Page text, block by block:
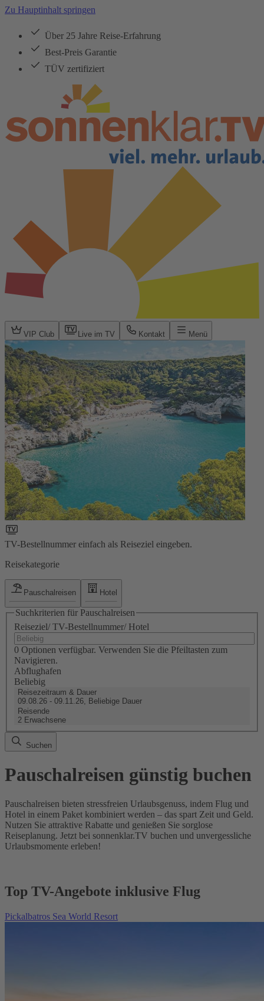
Zu Hauptinhalt springen
Über 25 Jahre Reise-Erfahrung
Best-Preis Garantie
TÜV zertifiziert
VIP Club Live im TV Kontakt Menü
TV-Bestellnummer einfach als Reiseziel eingeben.
Reisekategorie
Pauschalreisen Hotel
Suchkriterien für Pauschalreisen
Reiseziel/ TV-Bestellnummer/ Hotel
0 Optionen verfügbar. Verwenden Sie die Pfeiltasten zum
Navigieren.
Abflughafen
Beliebig
Reisezeitraum & Dauer
09.08.26 - 09.11.26, Beliebige Dauer
Reisende
2 Erwachsene
Suchen
Pauschalreisen günstig buchen
Pauschalreisen bieten stressfreien Urlaubsgenuss, indem Flug und
Hotel in einem Paket kombiniert werden – das spart Zeit und Geld.
Nutzen Sie attraktive Rabatte und genießen Sie sorglose
Reiseplanung. Jetzt bei sonnenklar.TV buchen und unvergessliche
Urlaubsmomente erleben!
Top TV-Angebote inklusive Flug
Pickalbatros Sea World Resort